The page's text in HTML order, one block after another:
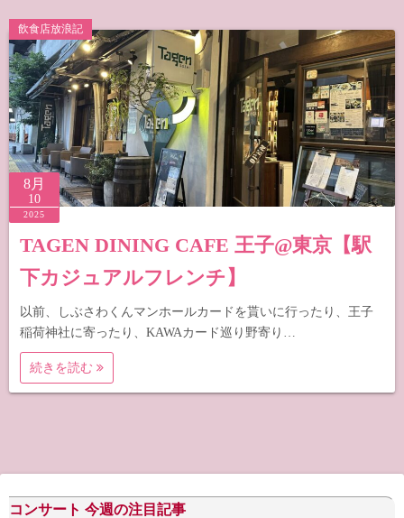
飲食店放浪記
8月
10
2025
TAGEN DINING CAFE 王子@東京【駅
下カジュアルフレンチ】
以前、しぶさわくんマンホールカードを貰いに行ったり、王子
稲荷神社に寄ったり、KAWAカード巡り野寄り…
続きを読む
コンサート 今週の注目記事